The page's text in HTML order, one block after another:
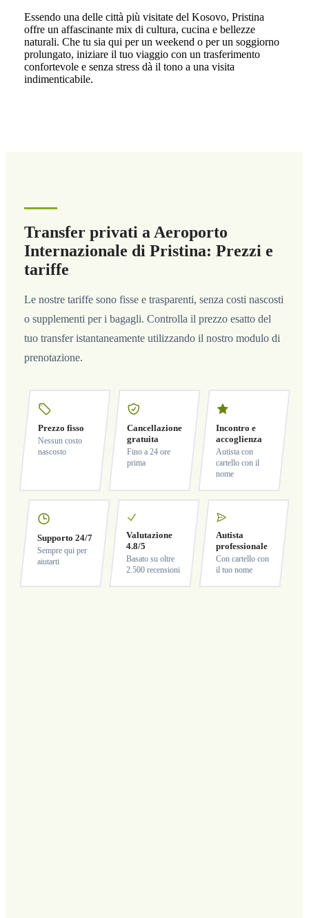
Essendo una delle città più visitate del Kosovo, Pristina
offre un affascinante mix di cultura, cucina e bellezze
naturali. Che tu sia qui per un weekend o per un soggiorno
prolungato, iniziare il tuo viaggio con un trasferimento
confortevole e senza stress dà il tono a una visita
indimenticabile.
Transfer privati a Aeroporto
Internazionale di Pristina: Prezzi e
tariffe
Le nostre tariffe sono fisse e trasparenti, senza costi nascosti
o supplementi per i bagagli. Controlla il prezzo esatto del
tuo transfer istantaneamente utilizzando il nostro modulo di
prenotazione.
Prezzo fisso
Nessun costo
nascosto
Cancellazione
gratuita
Fino a 24 ore
prima
Incontro e
accoglienza
Autista con
cartello con il
nome
Supporto 24/7
Sempre qui per
aiutarti
Valutazione
4.8/5
Basato su oltre
2.500 recensioni
Autista
professionale
Con cartello con
il tuo nome